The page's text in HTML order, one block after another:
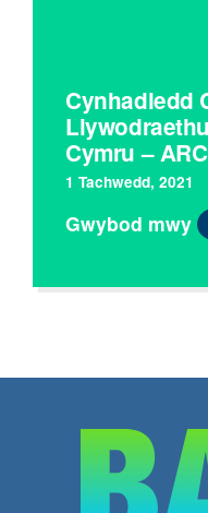
Cynhadledd
Cymru –
1 Tachwedd, 2021
Gwybod mwy